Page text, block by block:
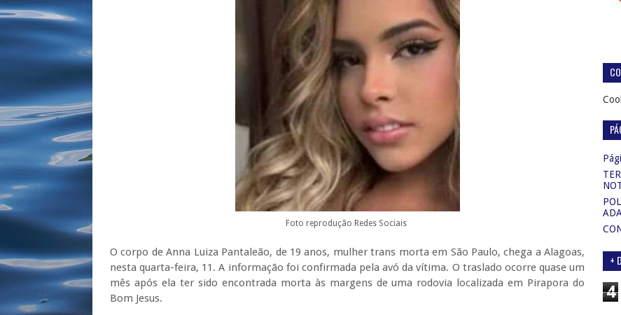
Foto reprodução Redes Sociais
O corpo de Anna Luiza Pantaleão, de 19 anos, mulher trans morta em São Paulo, chega a Alagoas,
nesta quarta-feira, 11. A informação foi confirmada pela avó da vítima. O traslado ocorre quase um
mês após ela ter sido encontrada morta às margens de uma rodovia localizada em Pirapora do
Bom Jesus.
+
4